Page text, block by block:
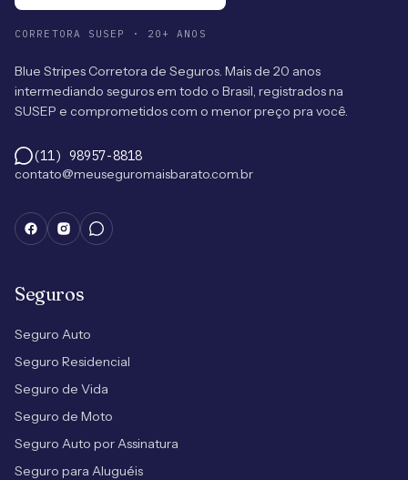
CORRETORA SUSEP · 20+ ANOS
Blue Stripes Corretora de Seguros. Mais de 20 anos
intermediando seguros em todo o Brasil, registrados na
SUSEP e comprometidos com o menor preço pra você.
(11) 98957-8818
contato@meuseguromaisbarato.com.br
Seguros
Seguro Auto
Seguro Residencial
Seguro de Vida
Seguro de Moto
Seguro Auto por Assinatura
Seguro para Aluguéis